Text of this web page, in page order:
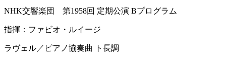
NHK交響楽団 第1958回 定期公演 Bプログラム
指揮：ファビオ・ルイージ
ラヴェル／ピアノ協奏曲 ト長調